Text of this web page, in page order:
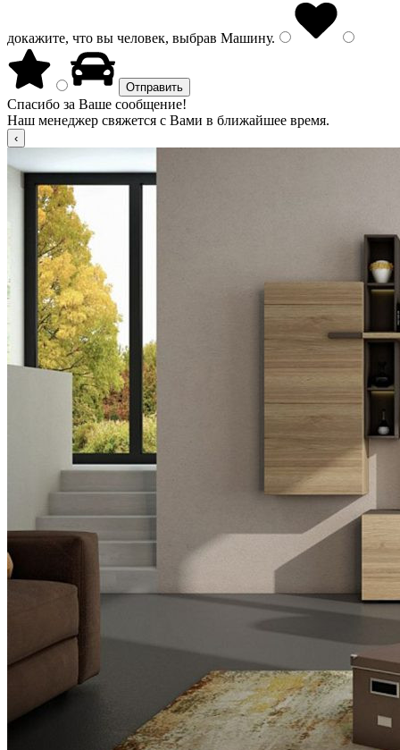
докажите, что вы человек, выбрав Машину.
Спасибо за Ваше сообщение!
Наш менеджер свяжется с Вами в ближайшее время.